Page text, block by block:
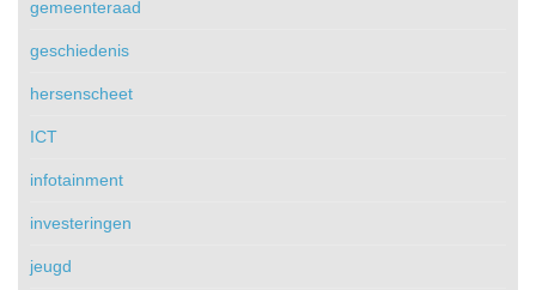
gemeenteraad
geschiedenis
hersenscheet
ICT
infotainment
investeringen
jeugd